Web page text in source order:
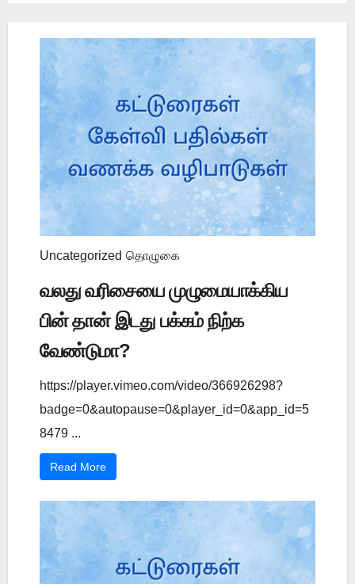
Uncategorized தொழுகை
வலது வரிசையை முழுமையாக்கிய
பின் தான் இடது பக்கம் நிற்க
வேண்டுமா?
https://player.vimeo.com/video/366926298?
badge=0&autopause=0&player_id=0&app_id=5
8479 ...
Read More